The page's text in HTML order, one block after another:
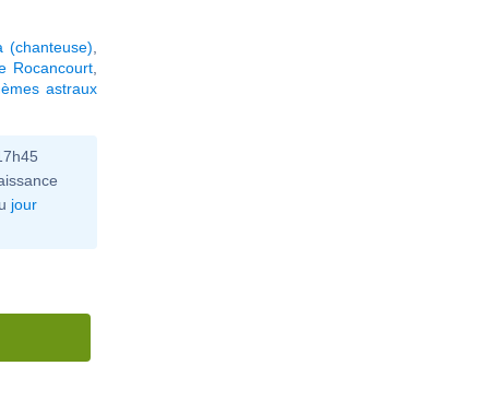
(chanteuse)
Rocancourt
astraux
jour